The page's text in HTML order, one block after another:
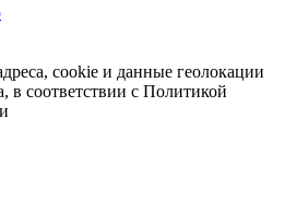
cookie и данные геолокации
в соответствии с Политикой